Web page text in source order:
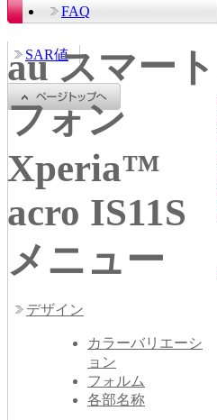
FAQ
SAR値
au スマート
フォン
Xperia™
acro IS11S
メニュー
デザイン
カラーバリエーシ
ョン
フォルム
各部名称